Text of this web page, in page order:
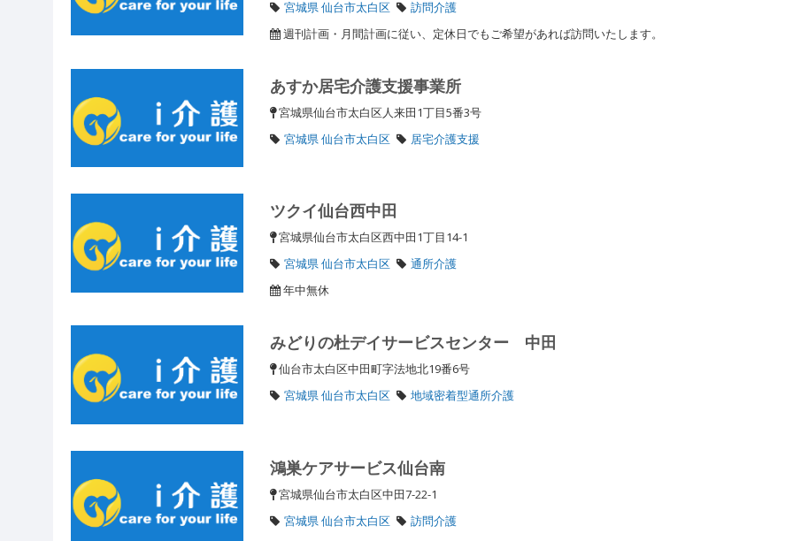
宮城県 仙台市太白区
訪問介護
週刊計画・月間計画に従い、定休日でもご希望があれば訪問いたします。
あすか居宅介護支援事業所
宮城県仙台市太白区人来田1丁目5番3号
宮城県 仙台市太白区
居宅介護支援
ツクイ仙台西中田
宮城県仙台市太白区西中田1丁目14-1
宮城県 仙台市太白区
通所介護
年中無休
みどりの杜デイサービスセンター 中田
仙台市太白区中田町字法地北19番6号
宮城県 仙台市太白区
地域密着型通所介護
鴻巣ケアサービス仙台南
宮城県仙台市太白区中田7-22-1
宮城県 仙台市太白区
訪問介護